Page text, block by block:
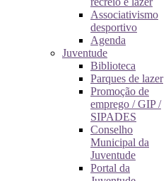
Associativismo
desportivo
Agenda
Juventude
Biblioteca
Parques de lazer
Promoção de
emprego / GIP /
SIPADES
Conselho
Municipal da
Juventude
Portal da